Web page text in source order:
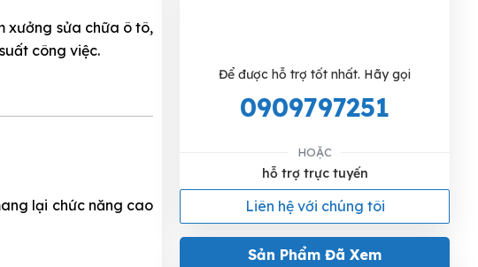
xưởng sửa chữa ô tô,
công việc.
lại chức năng cao
Để được hỗ trợ tốt nhất. Hãy gọi
0909797251
HOẶC
hỗ trợ trực tuyến
Liên hệ với chúng tôi
Sản Phẩm Đã Xem